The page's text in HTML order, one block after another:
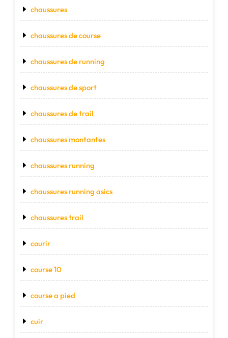
chaussures
chaussures de course
chaussures de running
chaussures de sport
chaussures de trail
chaussures montantes
chaussures running
chaussures running asics
chaussures trail
courir
course 10
course a pied
cuir